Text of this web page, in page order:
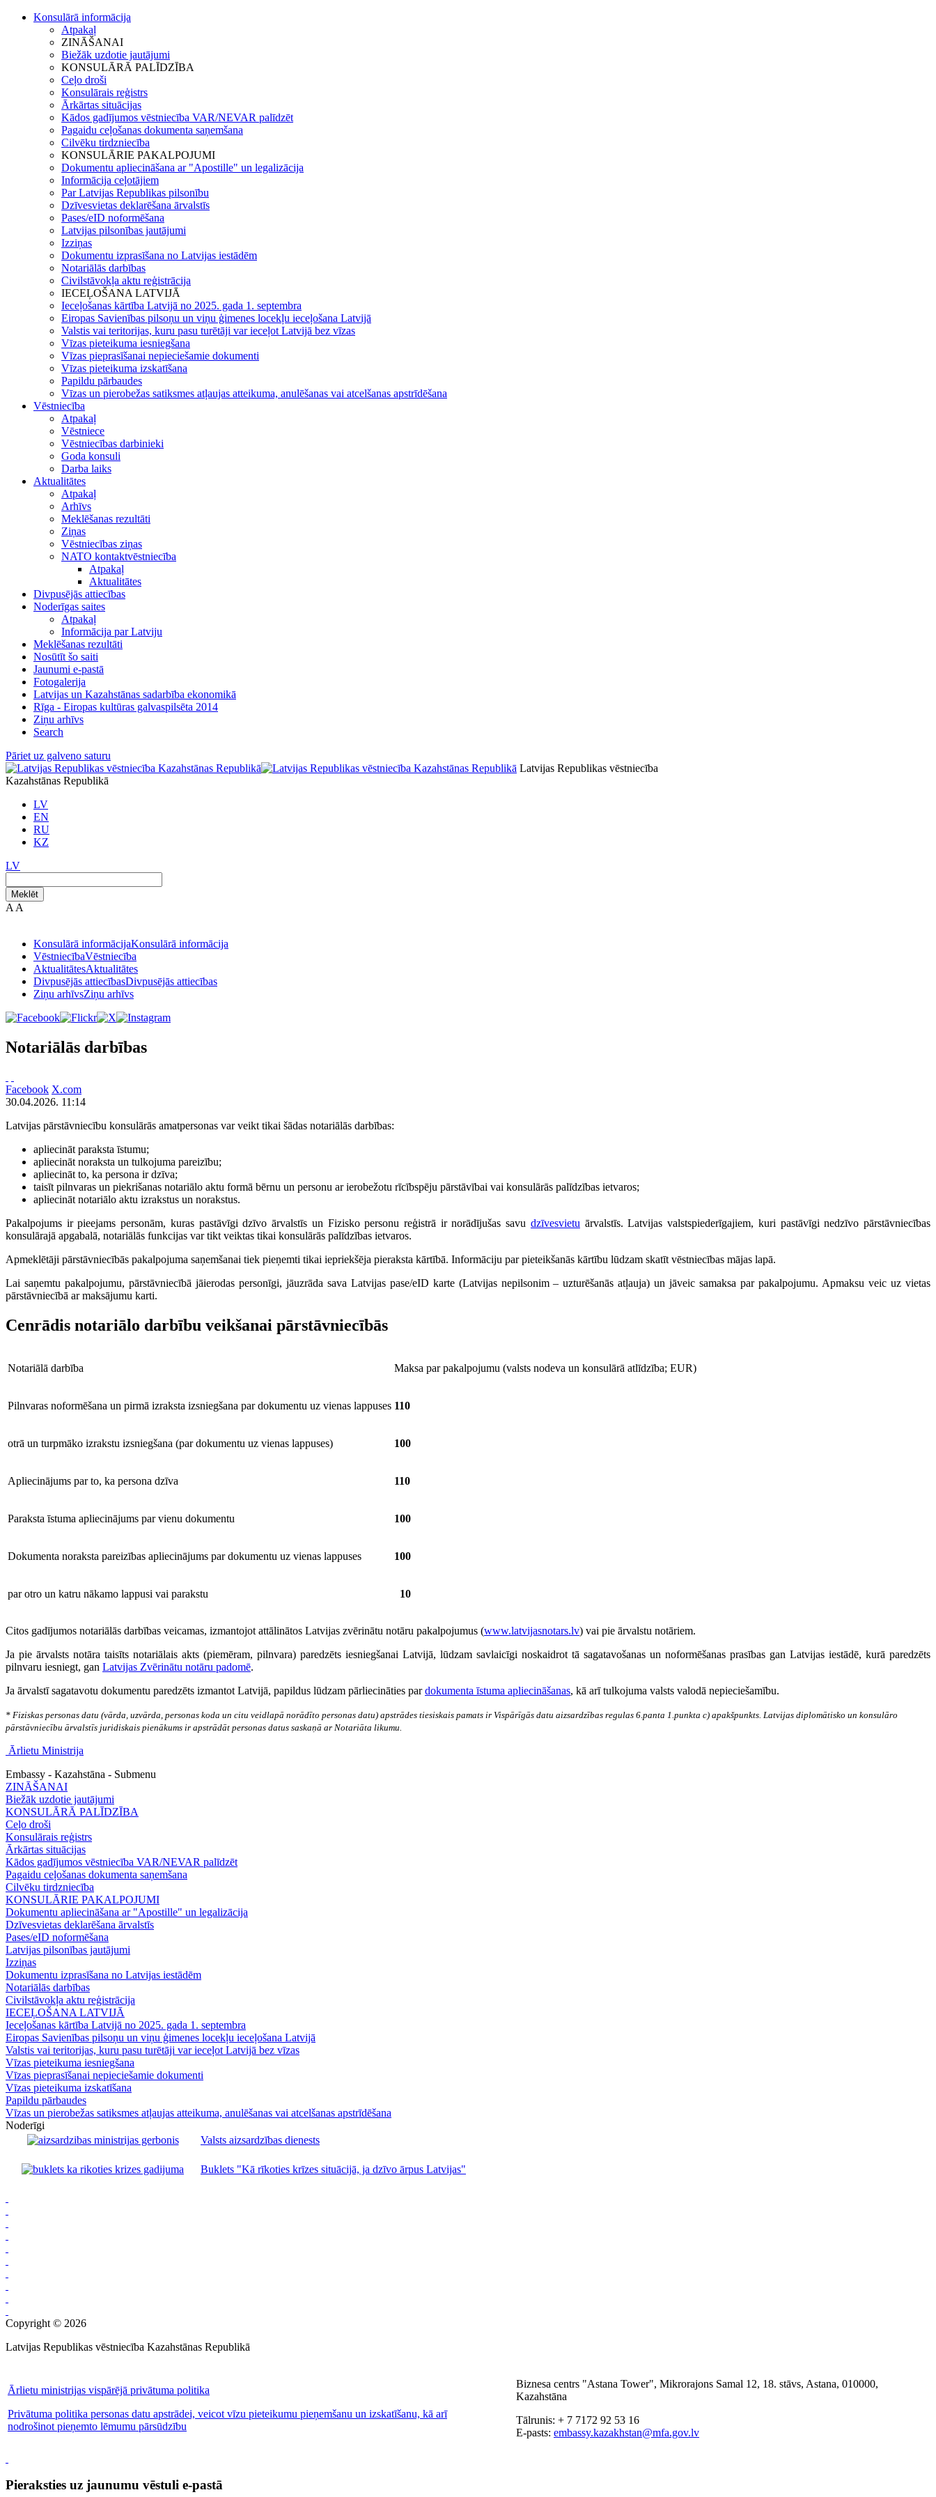
Konsulārā informācija
Atpakaļ
ZINĀŠANAI
Biežāk uzdotie jautājumi
KONSULĀRĀ PALĪDZĪBA
Ceļo droši
Konsulārais reģistrs
Ārkārtas situācijas
Kādos gadījumos vēstniecība VAR/NEVAR palīdzēt
Pagaidu ceļošanas dokumenta saņemšana
Cilvēku tirdzniecība
KONSULĀRIE PAKALPOJUMI
Dokumentu apliecināšana ar "Apostille" un legalizācija
Informācija ceļotājiem
Par Latvijas Republikas pilsonību
Dzīvesvietas deklarēšana ārvalstīs
Pases/eID noformēšana
Latvijas pilsonības jautājumi
Izziņas
Dokumentu izprasīšana no Latvijas iestādēm
Notariālās darbības
Civilstāvokļa aktu reģistrācija
IECEĻOŠANA LATVIJĀ
Ieceļošanas kārtība Latvijā no 2025. gada 1. septembra
Eiropas Savienības pilsoņu un viņu ģimenes locekļu ieceļošana Latvijā
Valstis vai teritorijas, kuru pasu turētāji var ieceļot Latvijā bez vīzas
Vīzas pieteikuma iesniegšana
Vīzas pieprasīšanai nepieciešamie dokumenti
Vīzas pieteikuma izskatīšana
Papildu pārbaudes
Vīzas un pierobežas satiksmes atļaujas atteikuma, anulēšanas vai atcelšanas apstrīdēšana
Vēstniecība
Atpakaļ
Vēstniece
Vēstniecības darbinieki
Goda konsuli
Darba laiks
Aktualitātes
Atpakaļ
Arhīvs
Meklēšanas rezultāti
Ziņas
Vēstniecības ziņas
NATO kontaktvēstniecība
Atpakaļ
Aktualitātes
Divpusējās attiecības
Noderīgas saites
Atpakaļ
Informācija par Latviju
Meklēšanas rezultāti
Nosūtīt šo saiti
Jaunumi e-pastā
Fotogalerija
Latvijas un Kazahstānas sadarbība ekonomikā
Rīga - Eiropas kultūras galvaspilsēta 2014
Ziņu arhīvs
Search
Pāriet uz galveno saturu
Latvijas Republikas vēstniecība
Kazahstānas Republikā
LV
EN
RU
KZ
LV
Meklēt
A A
Konsulārā informācijaKonsulārā informācija
VēstniecībaVēstniecība
AktualitātesAktualitātes
Divpusējās attiecībasDivpusējās attiecības
Ziņu arhīvsZiņu arhīvs
Notariālās darbības
Facebook X.com
30.04.2026. 11:14
Latvijas pārstāvniecību konsulārās amatpersonas var veikt tikai šādas notariālās darbības:
apliecināt paraksta īstumu;
apliecināt noraksta un tulkojuma pareizību;
apliecināt to, ka persona ir dzīva;
taisīt pilnvaras un piekrišanas notariālo aktu formā bērnu un personu ar ierobežotu rīcībspēju pārstāvībai vai konsulārās palīdzības ietvaros;
apliecināt notariālo aktu izrakstus un norakstus.
Pakalpojums ir pieejams personām, kuras pastāvīgi dzīvo ārvalstīs un Fizisko personu reģistrā ir norādījušas savu dzīvesvietu ārvalstīs. Latvijas valstspiederīgajiem, kuri pastāvīgi nedzīvo pārstāvniecības
konsulārajā apgabalā, notariālās funkcijas var tikt veiktas tikai konsulārās palīdzības ietvaros.
Apmeklētāji pārstāvniecībās pakalpojuma saņemšanai tiek pieņemti tikai iepriekšēja pieraksta kārtībā. Informāciju par pieteikšanās kārtību lūdzam skatīt vēstniecības mājas lapā.
Lai saņemtu pakalpojumu, pārstāvniecībā jāierodas personīgi, jāuzrāda sava Latvijas pase/eID karte (Latvijas nepilsonim – uzturēšanās atļauja) un jāveic samaksa par pakalpojumu. Apmaksu veic uz vietas
pārstāvniecībā ar maksājumu karti.
Cenrādis notariālo darbību veikšanai pārstāvniecībās
Notariālā darbība Maksa par pakalpojumu (valsts nodeva un konsulārā atlīdzība; EUR)
Pilnvaras noformēšana un pirmā izraksta izsniegšana par dokumentu uz vienas lappuses 110
otrā un turpmāko izrakstu izsniegšana (par dokumentu uz vienas lappuses) 100
Apliecinājums par to, ka persona dzīva 110
Paraksta īstuma apliecinājums par vienu dokumentu 100
Dokumenta noraksta pareizības apliecinājums par dokumentu uz vienas lappuses 100
par otro un katru nākamo lappusi vai parakstu 10
Citos gadījumos notariālās darbības veicamas, izmantojot attālinātos Latvijas zvērinātu notāru pakalpojumus (www.latvijasnotars.lv) vai pie ārvalstu notāriem.
Ja pie ārvalsts notāra taisīts notariālais akts (piemēram, pilnvara) paredzēts iesniegšanai Latvijā, lūdzam savlaicīgi noskaidrot tā sagatavošanas un noformēšanas prasības gan Latvijas iestādē, kurā paredzēts
pilnvaru iesniegt, gan Latvijas Zvērinātu notāru padomē.
Ja ārvalstī sagatavotu dokumentu paredzēts izmantot Latvijā, papildus lūdzam pārliecināties pardokumenta īstuma apliecināšanas, kā arī tulkojuma valsts valodā nepieciešamību.
* Fiziskas personas datu (vārda, uzvārda, personas koda un citu veidlapā norādīto personas datu) apstrādes tiesiskais pamats ir Vispārīgās datu aizsardzības regulas 6.panta 1.punkta c) apakšpunkts. Latvijas diplomātisko un konsulāro
pārstāvniecību ārvalstīs juridiskais pienākums ir apstrādāt personas datus saskaņā ar Notariāta likumu.
Ārlietu Ministrija
Embassy - Kazahstāna - Submenu
ZINĀŠANAI
Biežāk uzdotie jautājumi
KONSULĀRĀ PALĪDZĪBA
Ceļo droši
Konsulārais reģistrs
Ārkārtas situācijas
Kādos gadījumos vēstniecība VAR/NEVAR palīdzēt
Pagaidu ceļošanas dokumenta saņemšana
Cilvēku tirdzniecība
KONSULĀRIE PAKALPOJUMI
Dokumentu apliecināšana ar "Apostille" un legalizācija
Dzīvesvietas deklarēšana ārvalstīs
Pases/eID noformēšana
Latvijas pilsonības jautājumi
Izziņas
Dokumentu izprasīšana no Latvijas iestādēm
Notariālās darbības
Civilstāvokļa aktu reģistrācija
IECEĻOŠANA LATVIJĀ
Ieceļošanas kārtība Latvijā no 2025. gada 1. septembra
Eiropas Savienības pilsoņu un viņu ģimenes locekļu ieceļošana Latvijā
Valstis vai teritorijas, kuru pasu turētāji var ieceļot Latvijā bez vīzas
Vīzas pieteikuma iesniegšana
Vīzas pieprasīšanai nepieciešamie dokumenti
Vīzas pieteikuma izskatīšana
Papildu pārbaudes
Vīzas un pierobežas satiksmes atļaujas atteikuma, anulēšanas vai atcelšanas apstrīdēšana
Noderīgi
Valsts aizsardzības dienests
Buklets "Kā rīkoties krīzes situācijā, ja dzīvo ārpus Latvijas"
Copyright © 2026
Latvijas Republikas vēstniecība Kazahstānas Republikā
Ārlietu ministrijas vispārējā privātuma politika
Privātuma politika personas datu apstrādei, veicot vīzu pieteikumu pieņemšanu un izskatīšanu, kā arī
nodrošinot pieņemto lēmumu pārsūdzību
Biznesa centrs "Astana Tower", Mikrorajons Samal 12, 18. stāvs, Astana, 010000,
Kazahstāna
Tālrunis: + 7 7172 92 53 16
E-pasts: embassy.kazakhstan@mfa.gov.lv
Pieraksties uz jaunumu vēstuli e-pastā